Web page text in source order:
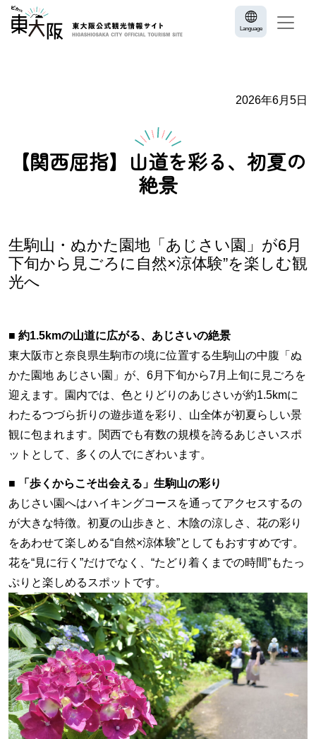
Language
2026年6月5日
【関西屈指】山道を彩る、初夏の
絶景
生駒山・ぬかた園地「あじさい園」が6月
下旬から見ごろに自然×涼体験”を楽しむ観
光へ
■ 約1.5kmの山道に広がる、あじさいの絶景
東大阪市と奈良県生駒市の境に位置する生駒山の中腹「ぬ
かた園地 あじさい園」が、6月下旬から7月上旬に見ごろを
迎えます。園内では、色とりどりのあじさいが約1.5kmに
わたるつづら折りの遊歩道を彩り、山全体が初夏らしい景
観に包まれます。関西でも有数の規模を誇るあじさいスポ
ットとして、多くの人でにぎわいます。
■ 「歩くからこそ出会える」生駒山の彩り
あじさい園へはハイキングコースを通ってアクセスするの
が大きな特徴。初夏の山歩きと、木陰の涼しさ、花の彩り
をあわせて楽しめる“自然×涼体験”としてもおすすめです。
花を“見に行く”だけでなく、“たどり着くまでの時間”もたっ
ぷりと楽しめるスポットです。